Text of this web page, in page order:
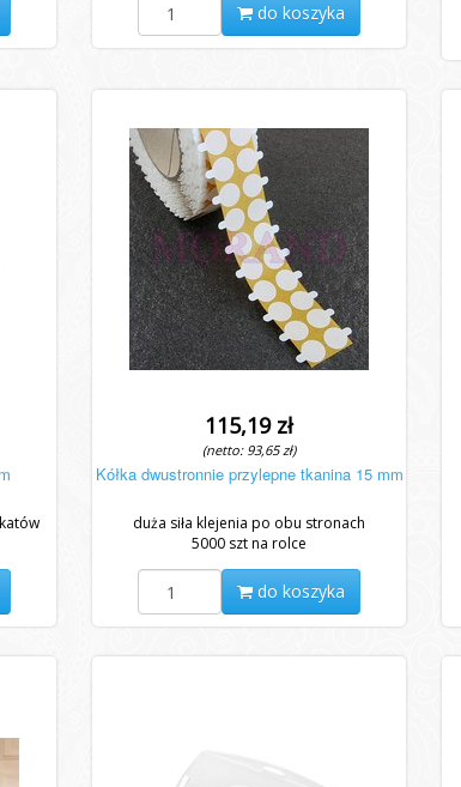
do koszyka
115,19 zł
(netto: 93,65 zł)
Kółka dwustronnie przylepne tkanina 15 mm
duża siła klejenia po obu stronach
5000 szt na rolce
do koszyka